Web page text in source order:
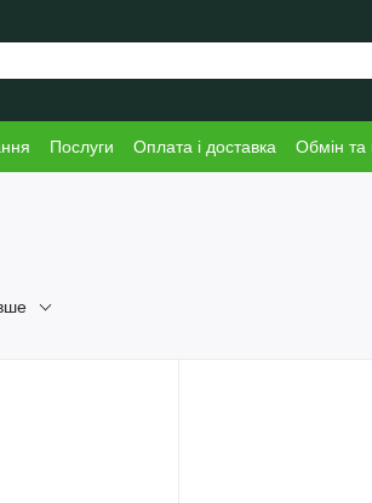
Послуги Оплата і доставка Обмін та